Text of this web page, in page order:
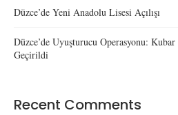
Düzce’de Yeni Anadolu Lisesi Açılışı
Düzce’de Uyuşturucu Operasyonu:
Geçirildi
Recent Comments